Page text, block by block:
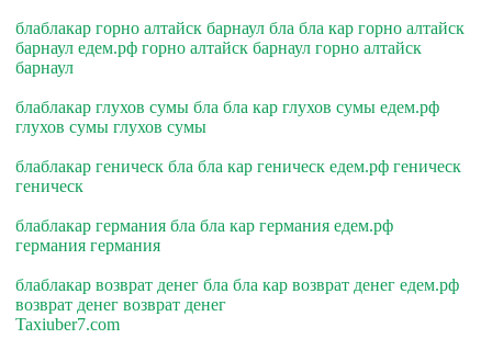
блаблакар горно алтайск барнаул бла бла кар горно алтайск
барнаул едем.рф горно алтайск барнаул горно алтайск
барнаул
блаблакар глухов сумы бла бла кар глухов сумы едем.рф
глухов сумы глухов сумы
блаблакар геническ бла бла кар геническ едем.рф геническ
геническ
блаблакар германия бла бла кар германия едем.рф
германия германия
блаблакар возврат денег бла бла кар возврат денег едем.рф
возврат денег возврат денег
Taxiuber7.com